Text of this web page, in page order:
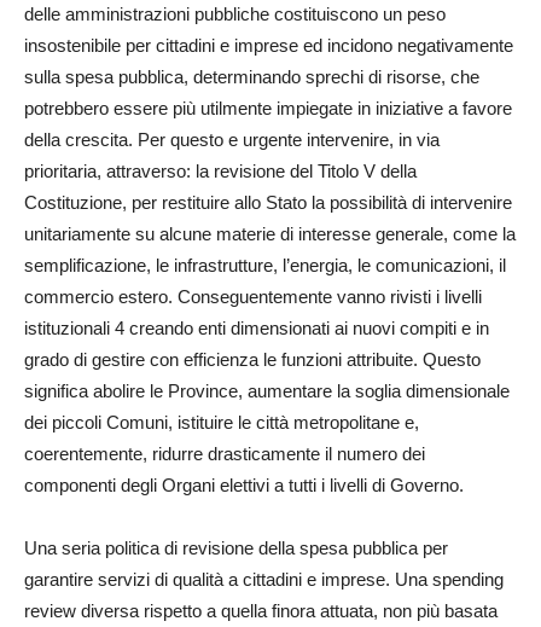
delle amministrazioni pubbliche costituiscono un peso
insostenibile per cittadini e imprese ed incidono negativamente
sulla spesa pubblica, determinando sprechi di risorse, che
potrebbero essere più utilmente impiegate in iniziative a favore
della crescita. Per questo e urgente intervenire, in via
prioritaria, attraverso: la revisione del Titolo V della
Costituzione, per restituire allo Stato la possibilità di intervenire
unitariamente su alcune materie di interesse generale, come la
semplificazione, le infrastrutture, l’energia, le comunicazioni, il
commercio estero. Conseguentemente vanno rivisti i livelli
istituzionali 4 creando enti dimensionati ai nuovi compiti e in
grado di gestire con efficienza le funzioni attribuite. Questo
significa abolire le Province, aumentare la soglia dimensionale
dei piccoli Comuni, istituire le città metropolitane e,
coerentemente, ridurre drasticamente il numero dei
componenti degli Organi elettivi a tutti i livelli di Governo.
Una seria politica di revisione della spesa pubblica per
garantire servizi di qualità a cittadini e imprese. Una spending
review diversa rispetto a quella finora attuata, non più basata